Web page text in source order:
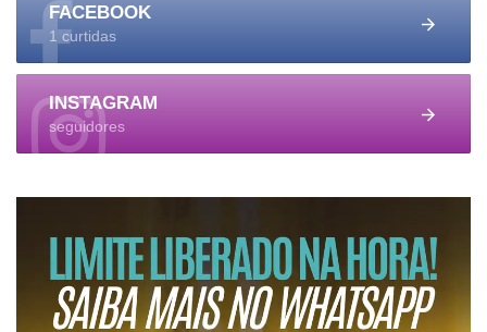
FACEBOOK
1 curtidas
INSTAGRAM
seguidores